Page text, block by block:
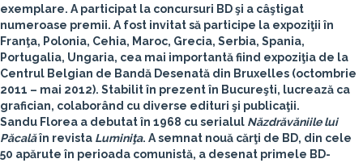
exemplare. A participat la concursuri BD şi a câştigat
numeroase premii. A fost invitat să participe la expoziţii în
Franţa, Polonia, Cehia, Maroc, Grecia, Serbia, Spania,
Portugalia, Ungaria, cea mai importantă fiind expoziţia de la
Centrul Belgian de Bandă Desenată din Bruxelles (octombrie
2011 – mai 2012). Stabilit în prezent în Bucureşti, lucrează ca
grafician, colaborând cu diverse edituri şi publicaţii.
Sandu Florea a debutat în 1968 cu serialul Năzdrăvăniile lui
Păcalăîn revista Luminiţa. A semnat nouă cărţi de BD, din cele
50 apărute în perioada comunistă, a desenat primele BD-